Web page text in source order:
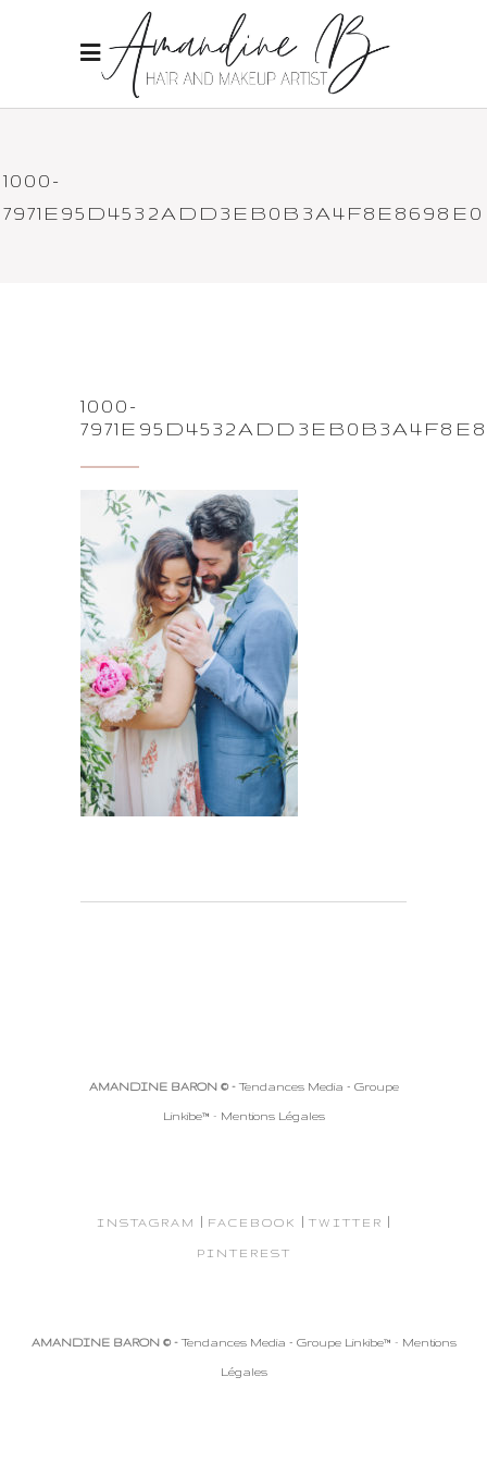
1000-
7971E95D4532ADD3EB0B3A4F8E8698E0
1000-
AMANDINE BARON © -Tendances Media - Groupe
Linkibe™ - Mentions Légales
INSTAGRAM | FACEBOOK | TWITTER |
PINTEREST
AMANDINE BARON © -Tendances Media - Groupe Linkibe™ - Mentions
Légales